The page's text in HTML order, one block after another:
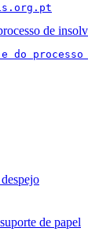
de
e do
de papel